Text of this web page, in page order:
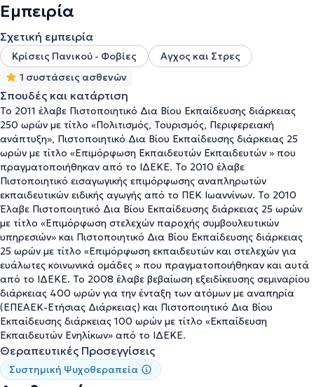
Πανεπιστήμιο του Εδιμβούργου. Η επαγγελματική του πορεία
αναπληρωτής και ωρομίσθιος ψυχολόγος σε ΚΕΔΔΥ, ΕΕΕΕΚ και
ειδικά σχολεία στην Ήπειρο. Παράλληλα, έχει μακρά εμπλοκή
στην εκπαίδευση ενηλίκων, ως εκπαιδευτής και σύμβουλος σε
Σχολεία Δεύτερης Ευκαιρίας, στο ΙΔΕΚΕ, σε ΔΙΕΚ και σε πλήθος
κοινωνικών και συμβουλευτικών προγραμμάτων. Έχει συνεργαστεί
με δημόσιους και ιδιωτικούς φορείς ως επιστημονικός συνεργάτης,
σύμβουλος και εισηγητής σε ευρωπαϊκά και εθνικά έργα που
αφορούν την ψυχοκοινωνική υποστήριξη, την εκπαίδευση και την
ενίσχυση της απασχολησιμότητας. Παράλληλα, υπήρξε μέλος του
Δ.Σ. του Διεθνούς Κέντρου για τη Βιώσιμη Ανάπτυξη (ICSD) και
έχει ενεργό ρόλο σε θέματα κοινωνικής πολιτικής και δια βίου
μάθησης. Με πολυδιάστατη ακαδημαϊκή κατάρτιση,
πιστοποιήσεις στη συμβουλευτική και βαθιά εμπειρία σε θέματα
ψυχικής υγείας, ο Μιχάλης Τσεντσερής προσφέρει
εξατομικευμένες υπηρεσίες ψυχολογικής υποστήριξης, με
ιδιαίτερη ευαισθησία σε ευάλωτες κοινωνικές ομάδες, παιδιά και
ενήλικες.
Εμπειρία
Σχετική εμπειρία
Κρίσεις Πανικού - Φοβίες
Αγχος και Στρες
1 συστάσεις ασθενών
Σπουδές και κατάρτιση
Το 2011 έλαβε Πιστοποιητικό Δια Βίου Εκπαίδευσης διάρκειας
250 ωρών με τίτλο «Πολιτισμός, Τουρισμός, Περιφερειακή
ανάπτυξη», Πιστοποιητικό Δια Βίου Εκπαίδευσης διάρκειας 25
ωρών με τίτλο «Επιμόρφωση Εκπαιδευτών Εκπαιδευτών » που
πραγματοποιήθηκαν από το ΙΔΕΚΕ. Το 2010 έλαβε
Πιστοποιητικό εισαγωγικής επιμόρφωσης αναπληρωτών
εκπαιδευτικών ειδικής αγωγής από το ΠΕΚ Ιωαννίνων. Το 2010
Έλαβε Πιστοποιητικό Δια Βίου Εκπαίδευσης διάρκειας 25 ωρών
με τίτλο «Επιμόρφωση στελεχών παροχής συμβουλευτικών
υπηρεσιών» και Πιστοποιητικό Δια Βίου Εκπαίδευσης διάρκειας
25 ωρών με τίτλο «Επιμόρφωση εκπαιδευτών και στελεχών για
ευάλωτες κοινωνικά ομάδες » που πραγματοποιήθηκαν και αυτά
από το ΙΔΕΚΕ. Το 2008 έλαβε βεβαίωση εξειδίκευσης σεμιναρίου
διάρκειας 400 ωρών για την ένταξη των ατόμων με αναπηρία
(ΕΠΕΑΕΚ-Ετήσιας Διάρκειας) και Πιστοποιητικό Δια Βίου
Εκπαίδευσης διάρκειας 100 ωρών με τίτλο «Εκπαίδευση
Εκπαιδευτών Ενηλίκων» από το ΙΔΕΚΕ.
Θεραπευτικές Προσεγγίσεις
Συστημική Ψυχοθεραπεία